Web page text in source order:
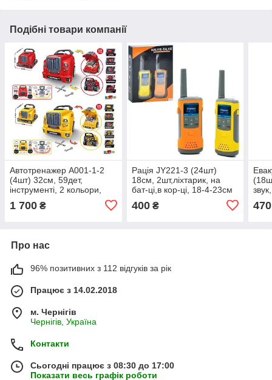
Подібні товари компанії
Автотренажер A001-1-2
(4шт) 32см, 59дет,
інструменті, 2 кольори,
кор-ці 3
1 700 ₴
Рація JY221-3 (24шт)
18см, 2шт,ліхтарик, на
бат-ці,в кор-ці, 18-4-23см
400₴ 470
Про нас
96% позитивних з 112 відгуків за рік
Працює з 14.02.2018
м. Чернігів
Чернігів, Україна
Контакти
Сьогодні працює з 08:30 до 17:00
Показати весь графік роботи